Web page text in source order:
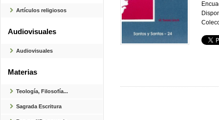
Artículos religiosos
Audiovisuales
Audiovisuales
Materias
Teología, Filosofía...
Sagrada Escritura